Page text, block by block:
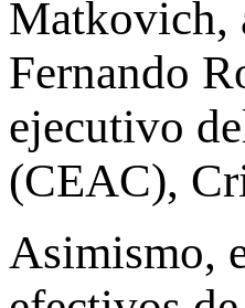
Matkovich,
Fernando
ejecutivo
(CEAC),
Asimismo,